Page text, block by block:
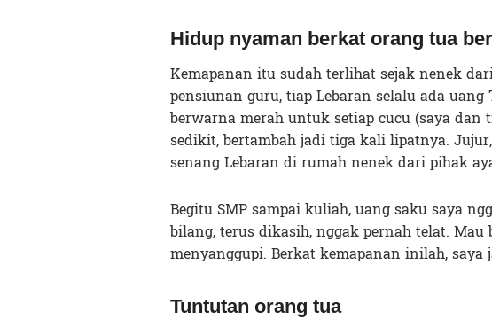
Hidup nyaman berkat orang tua
Kemapanan itu sudah terlihat sejak nenek
pensiunan guru, tiap Lebaran selalu ada
berwarna merah untuk setiap cucu (saya dan
sedikit, bertambah jadi tiga kali lipatnya.
senang Lebaran di rumah nenek dari pihak
Begitu SMP sampai kuliah, uang saku saya
bilang, terus dikasih, nggak pernah telat.
menyanggupi. Berkat kemapanan inilah, saya
Tuntutan orang tua